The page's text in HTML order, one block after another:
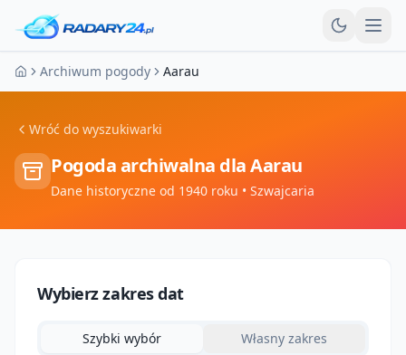
Strona główna
Archiwum pogody Aarau
Wróć do wyszukiwarki
Pogoda archiwalna dlaAarau
Dane historyczne od 1940 roku • Szwajcaria
Wybierz zakres dat
Szybki wybór Własny zakres